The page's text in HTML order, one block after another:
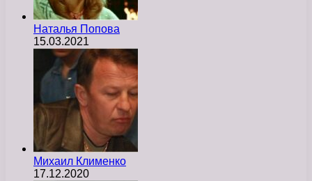
Наталья Попова
15.03.2021
Михаил Клименко
17.12.2020